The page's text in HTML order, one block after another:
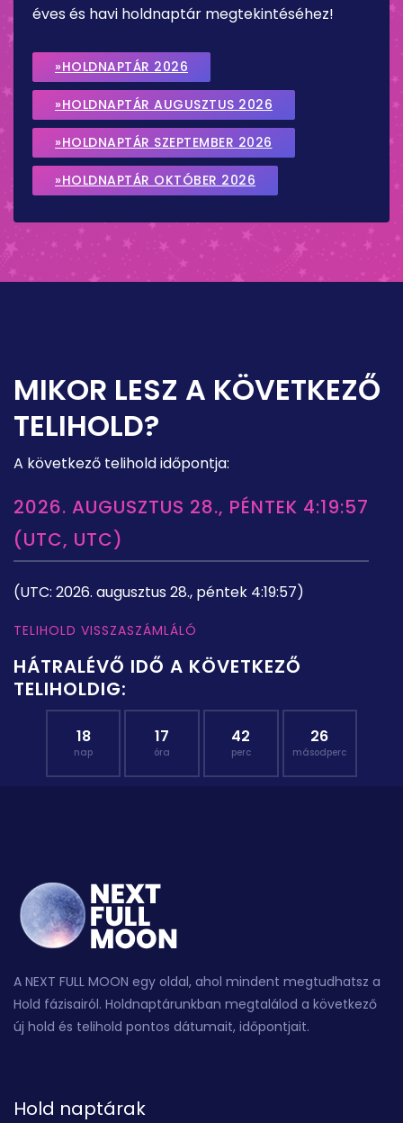
éves és havi holdnaptár megtekintéséhez!
»HOLDNAPTÁR 2026
»HOLDNAPTÁR AUGUSZTUS 2026
»HOLDNAPTÁR SZEPTEMBER 2026
»HOLDNAPTÁR OKTÓBER 2026
MIKOR LESZ A KÖVETKEZŐ
TELIHOLD?
A következő telihold időpontja:
2026. AUGUSZTUS 28., PÉNTEK 4:19:57
(UTC, UTC)
(UTC: 2026. augusztus 28., péntek 4:19:57)
TELIHOLD VISSZASZÁMLÁLÓ
HÁTRALÉVŐ IDŐ A KÖVETKEZŐ
TELIHOLDIG:
18
nap
17
óra
42
perc
25
másodperc
A NEXT FULL MOON egy oldal, ahol mindent megtudhatsz a
Hold fázisairól. Holdnaptárunkban megtalálod a következő
új hold és telihold pontos dátumait, időpontjait.
Hold naptárak